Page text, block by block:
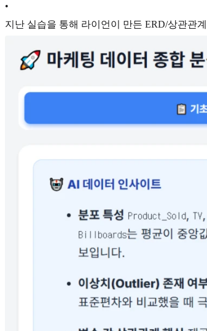
•
지난 실습을 통해 라이언이 만든 ERD/상관관